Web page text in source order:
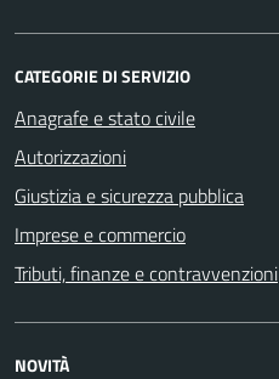
CATEGORIE DI SERVIZIO
Anagrafe e stato civile
Autorizzazioni
Giustizia e sicurezza pubblica
Imprese e commercio
Tributi, finanze e contravvenzioni
NOVITÀ